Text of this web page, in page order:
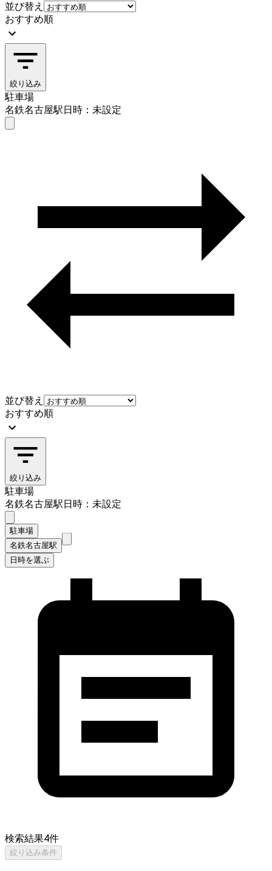
並び替え
おすすめ順
絞り込み
駐車場
名鉄名古屋駅日時：未設定
並び替え
おすすめ順
絞り込み
駐車場
名鉄名古屋駅日時：未設定
駐車場
名鉄名古屋駅
日時を選ぶ
検索結果4件
絞り込み条件